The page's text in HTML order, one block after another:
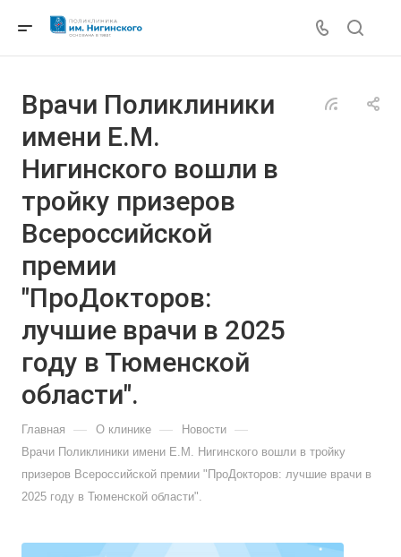
Врачи Поликлиники
имени Е.М.
Нигинского вошли в
тройку призеров
Всероссийской
премии
"ПроДокторов:
лучшие врачи в 2025
году в Тюменской
области".
Главная — О клинике — Новости —
Врачи Поликлиники имени Е.М. Нигинского вошли в тройку
призеров Всероссийской премии "ПроДокторов: лучшие врачи в
2025 году в Тюменской области".